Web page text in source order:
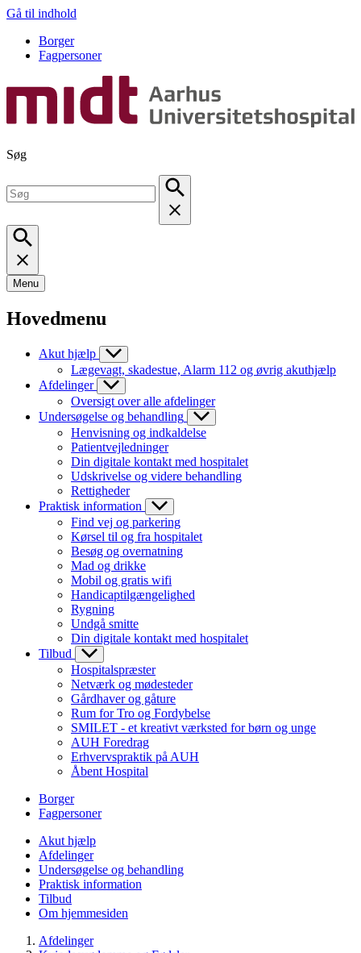
Gå til indhold
Borger
Fagpersoner
Søg
Menu
Hovedmenu
Akut hjælp
Lægevagt, skadestue, Alarm 112 og øvrig akuthjælp
Afdelinger
Oversigt over alle afdelinger
Undersøgelse og behandling
Henvisning og indkaldelse
Patientvejledninger
Din digitale kontakt med hospitalet
Udskrivelse og videre behandling
Rettigheder
Praktisk information
Find vej og parkering
Kørsel til og fra hospitalet
Besøg og overnatning
Mad og drikke
Mobil og gratis wifi
Handicaptilgængelighed
Rygning
Undgå smitte
Din digitale kontakt med hospitalet
Tilbud
Hospitalspræster
Netværk og mødesteder
Gårdhaver og gåture
Rum for Tro og Fordybelse
SMILET - et kreativt værksted for børn og unge
AUH Foredrag
Erhvervspraktik på AUH
Åbent Hospital
Borger
Fagpersoner
Akut hjælp
Afdelinger
Undersøgelse og behandling
Praktisk information
Tilbud
Om hjemmesiden
Afdelinger